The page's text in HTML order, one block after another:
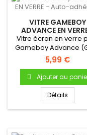
VITRE GAMEBOY
ADVANCE EN
AUTO-ADHÉSIVE
Vitre écran en verre
Gameboy Advance
5,99 €
Ajouter au
Détails